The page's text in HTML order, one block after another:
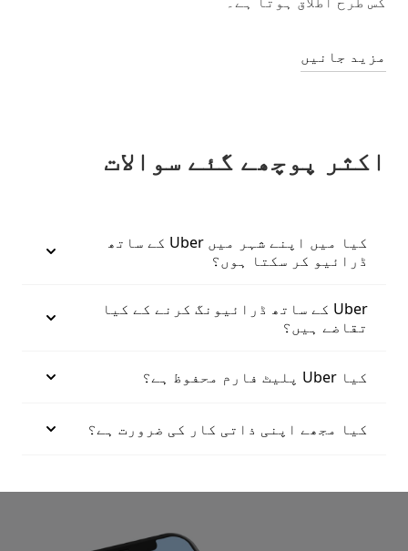
مزید جانیں
اکثر پوچھے گئے سوالات
کیا میں اپنے شہر میں Uber کے ساتھ
ڈرائیو کر سکتا ہوں؟
Uber کے ساتھ ڈرائیونگ کرنے کے کیا
تقاضے ہیں؟
کیا Uber پلیٹ فارم محفوظ ہے؟
کیا مجھے اپنی ذاتی کار کی ضرورت ہے؟